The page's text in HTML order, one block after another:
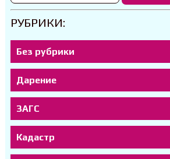
РУБРИКИ:
Без рубрики
Дарение
ЗАГС
Кадастр